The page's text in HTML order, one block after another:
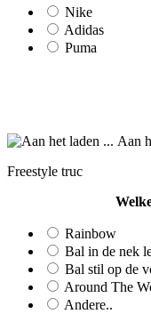
Nike
Adidas
Puma
Aan
Freestyle truc
Rainbow
Bal in de nek
Bal stil op de
Around The
Andere..